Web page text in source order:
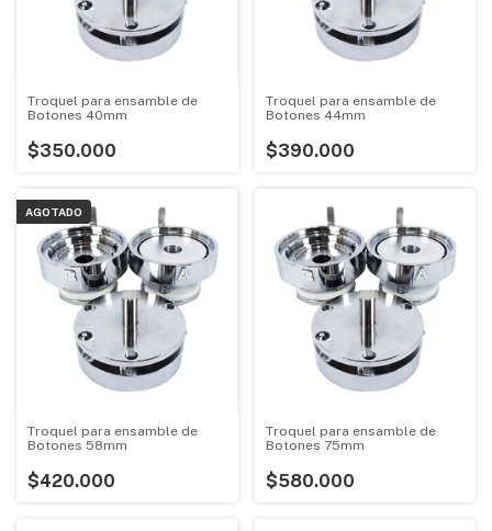
Troquel para ensamble de
Botones 40mm
$350.000
Troquel para ensamble de
Botones 44mm
$390.000
AGOTADO
Troquel para ensamble de
Botones 58mm
$420.000
Troquel para ensamble de
Botones 75mm
$580.000